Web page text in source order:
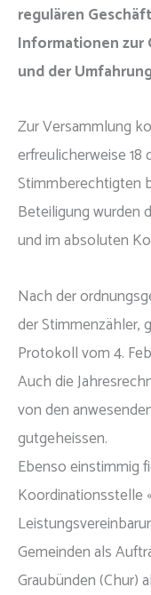
regulären
Informationen zur
und der
Zur Versammlung
erfreulicherweise 18
Stimmberechtigten
Beteiligung wurden
und im absoluten
Nach der
der Stimmenzähler,
Protokoll vom 4.
Auch die
von den
gutgeheissen.
Ebenso einstimmig
Koordinationsstelle
Gemeinden als
Graubünden (Chur)